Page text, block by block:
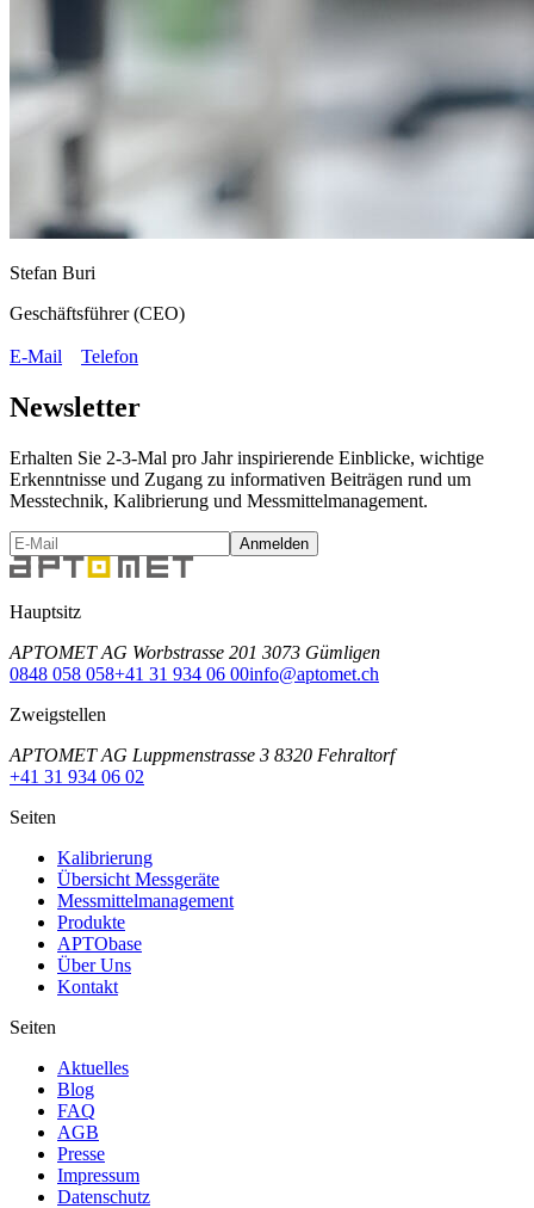
Stefan Buri
Geschäftsführer (CEO)
E-Mail Telefon
Newsletter
Erhalten Sie 2-3-Mal pro Jahr inspirierende Einblicke, wichtige
Erkenntnisse und Zugang zu informativen Beiträgen rund um
Messtechnik, Kalibrierung und Messmittelmanagement.
Anmelden
Hauptsitz
APTOMET AG Worbstrasse 201 3073 Gümligen
0848 058 058+41 31 934 06 00info@aptomet.ch
Zweigstellen
APTOMET AG Luppmenstrasse 3 8320 Fehraltorf
+41 31 934 06 02
Seiten
Kalibrierung
Übersicht Messgeräte
Messmittelmanagement
Produkte
APTObase
Über Uns
Kontakt
Seiten
Aktuelles
Blog
FAQ
AGB
Presse
Impressum
Datenschutz